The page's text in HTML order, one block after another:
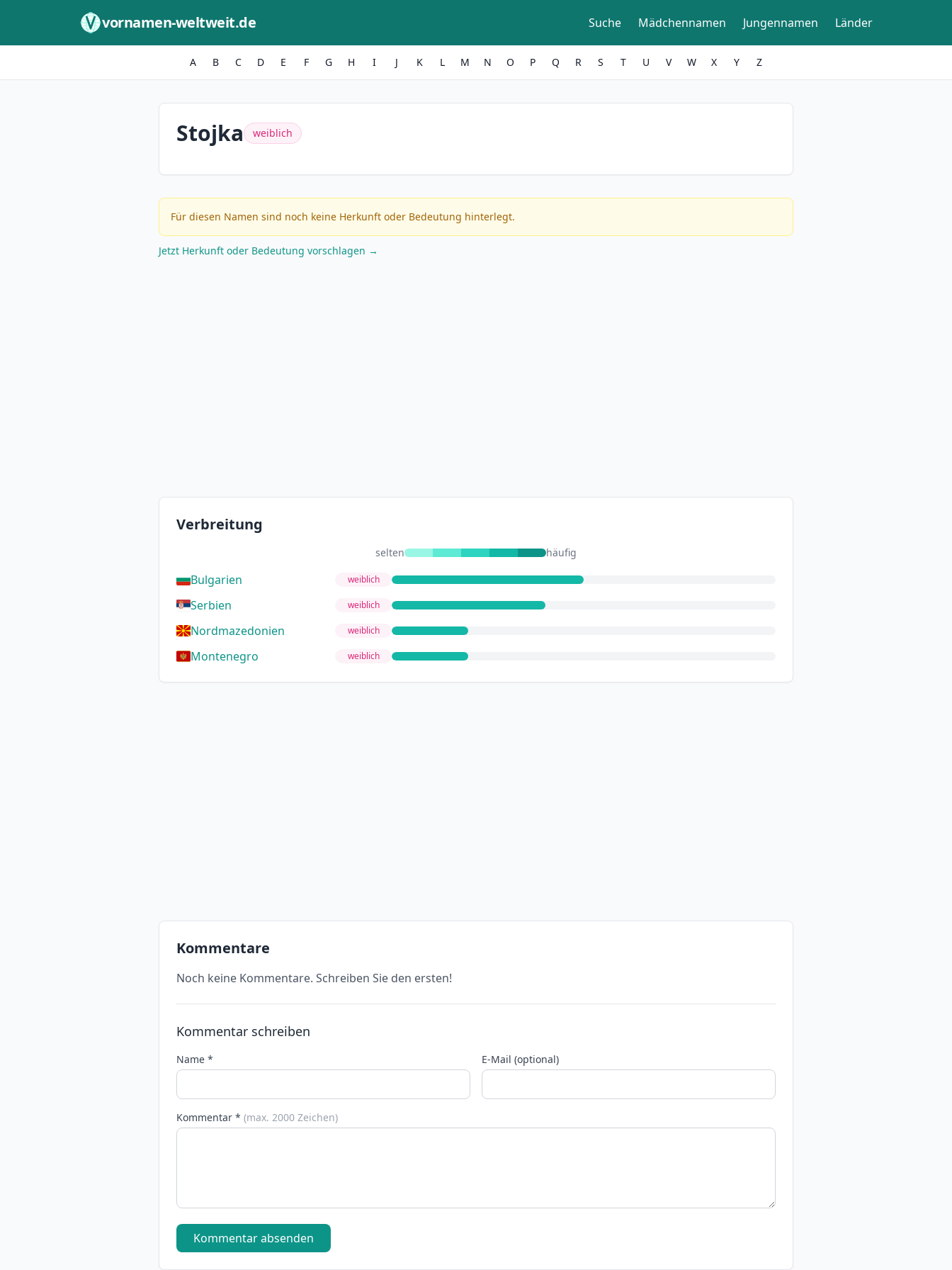
vornamen-weltweit.de Suche Mädchennamen Jungennamen Länder
A B C D E F G H I J K L M N O P Q R S T U V W X Y Z
Stojka weiblich
Für diesen Namen sind noch keine Herkunft oder Bedeutung hinterlegt.
Jetzt Herkunft oder Bedeutung vorschlagen →
Verbreitung
selten häufig
Bulgarien weiblich
Serbien weiblich
Nordmazedonien weiblich
Montenegro weiblich
Kommentare
Noch keine Kommentare. Schreiben Sie den ersten!
Kommentar schreiben
Name * E-Mail (optional)
Kommentar * (max. 2000 Zeichen)
Kommentar absenden